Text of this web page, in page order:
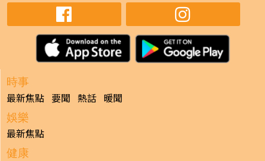
時事
最新焦點 要聞 熱話 暖聞
娛樂
最新焦點
健康